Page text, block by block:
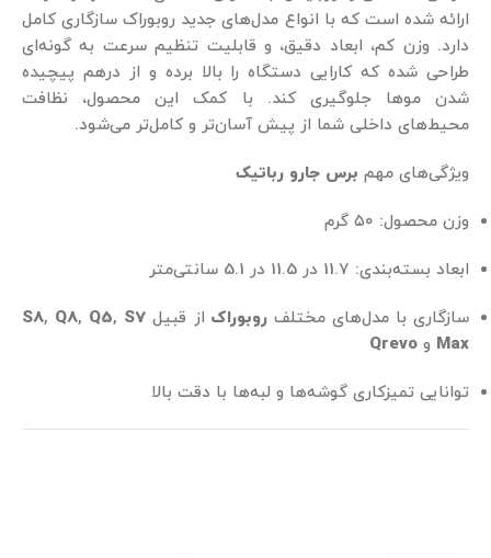
ارائه شده است که با انواع مدل‌های جدید روبوراک سازگاری کامل
دارد. وزن کم، ابعاد دقیق، و قابلیت تنظیم سرعت به گونه‌ای
طراحی شده که کارایی دستگاه را بالا برده و از درهم پیچیده
شدن موها جلوگیری کند. با کمک این محصول، نظافت
محیط‌های داخلی شما از پیش آسان‌تر و کامل‌تر می‌شود.
ویژگی‌های مهم برس جارو رباتیک
وزن محصول: ۵۰ گرم
ابعاد بسته‌بندی: 11.7 در 11.5 در 5.1 سانتی‌متر
سازگاری با مدل‌های مختلفروبوراک از قبیل S8, Q8, Q5, S7
Max و Qrevo
توانایی تمیزکاری گوشه‌ها و لبه‌ها با دقت بالا